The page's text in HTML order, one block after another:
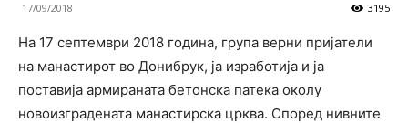
17/09/2018 3195
На 17 септември 2018 година, група верни пријатели
на манастирот во Донибрук, ја изработија и ја
поставија армираната бетонска патека околу
новоизградената манастирска црква. Според нивните